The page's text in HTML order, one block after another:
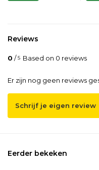
Reviews
0 /5 Based on 0 reviews
Er zijn nog geen reviews
Schrijf je eigen review
Eerder bekeken